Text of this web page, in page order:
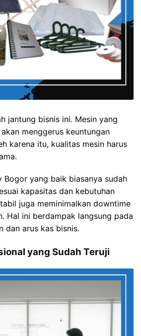
jantung bisnis ini. Mesin yang
menggerus keuntungan
karena itu, kualitas mesin harus
Bogor yang baik biasanya sudah
kapasitas dan kebutuhan
juga meminimalkan downtime
Hal ini berdampak langsung pada
dan arus kas bisnis.
yang Sudah Teruji